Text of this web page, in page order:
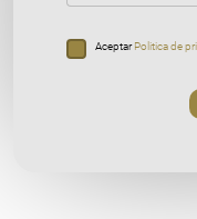
AceptarPolitica de